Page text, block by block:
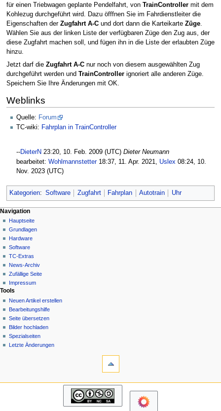
für einen Triebwagen geplante Pendelfahrt, von TrainControllermit dem
Kohlezug durchgeführt wird. Dazu öfffnen Sie im Fahrdienstleiter die
Eigenschaften der Zugfahrt A-Cund dort dann die Karteikarte Züge.
Wählen Sie aus der linken Liste der verfügbaren Züge den Zug aus, der
diese Zugfahrt machen soll, und fügen ihn in die Liste der erlaubten Züge
hinzu.
Jetzt darf die Zugfahrt A-Cnur noch von diesem ausgewählten Zug
durchgeführt werden und TrainControllerignoriert alle anderen Züge.
Speichern Sie Ihre Änderungen mit OK.
Weblinks
Quelle: Forum
TC-wiki: Fahrplan in TrainController
--DieterN 23:20, 10. Feb. 2009 (UTC) Dieter Neumann
bearbeitet: Wohlmannstetter18:37, 11. Apr. 2021‎, Uslex 08:24, 10.
Nov. 2023 (UTC)
Kategorien: Software Zugfahrt Fahrplan Autotrain Uhr
N
a
v
g
a
i
o
n
s
m
e
Seitenaktionen
Seite
Diskussion
Lesen
Quelltext
anzeigen
Versionsgeschichte
Meine Werkzeuge
Deutsch
Anmelden
Navigation
Hauptseite
Grundlagen
Hardware
Software
TC-Extras
News-Archiv
Zufällige Seite
Impressum
Tools
Neuen Artikel erstellen
Bearbeitungshilfe
Seite übersetzen
Bilder hochladen
Spezialseiten
Letzte Änderungen
Navigation